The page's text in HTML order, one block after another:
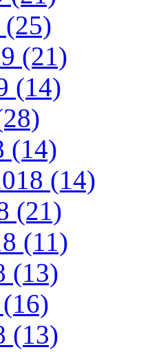
(25)
(21)
(14)
(14)
(14)
(21)
(11)
(13)
(13)